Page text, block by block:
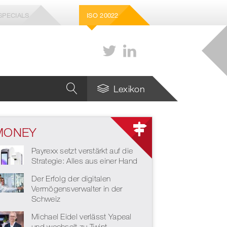
ISO 20022
und welche genau?
des europäischen
Zahlungsverkehrs
Lexikon
Payrexx setzt verstärkt auf die
Strategie: Alles aus einer Hand
Der Erfolg der digitalen
Vermögensverwalter in der
Schweiz
Michael Eidel verlässt Yapeal